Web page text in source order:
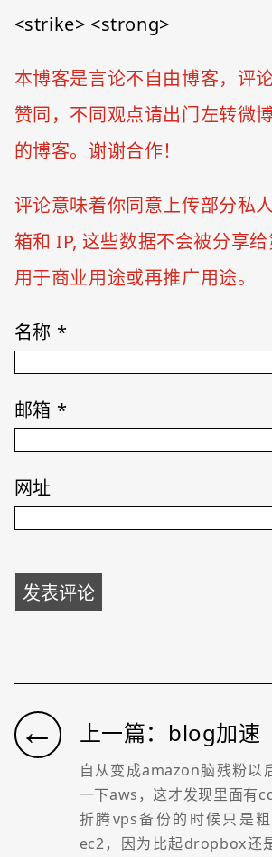
<strike> <strong>
本博客是言论不自由博客，评
赞同，不同观点请出门左转微
的博客。谢谢合作！
评论意味着你同意上传部分私
箱和 IP, 这些数据不会被分享
用于商业用途或再推广用途。
名称 *
邮箱 *
网址
← 上一篇：blog加速
自从变成amazon脑残粉以
一下aws，这才发现里面有
折腾vps备份的时候只是
ec2，因为比起dropbox还